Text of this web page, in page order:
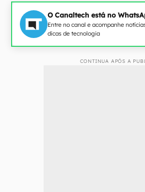
O Canaltech está no
Entre no canal e acompanhe
dicas de tecnologia
CONTINUA APÓS A